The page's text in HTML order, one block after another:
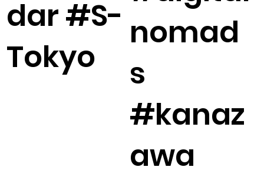
dar #S-
Tokyo
nomad
s
#kanaz
awa